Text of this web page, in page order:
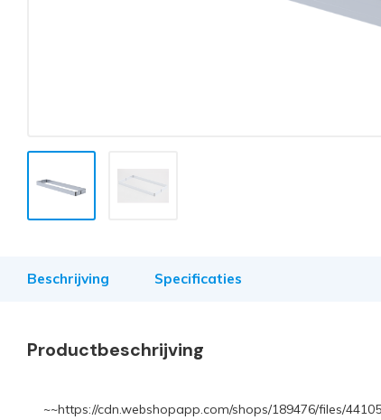
Beschrijving Specificaties
Productbeschrijving
~~https://cdn.webshopapp.com/shops/189476/files/